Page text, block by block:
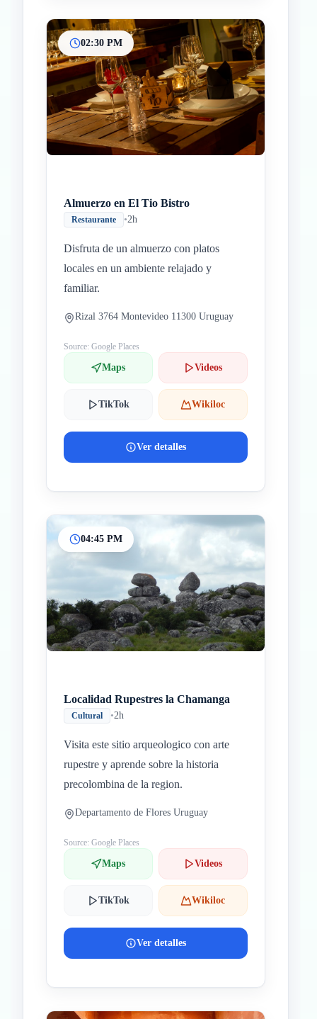
02:30 PM
Almuerzo en El Tio Bistro
Restaurante •2h
Disfruta de un almuerzo con platos
locales en un ambiente relajado y
familiar.
Rizal 3764 Montevideo 11300 Uruguay
Source: Google Places
Maps Videos
TikTok Wikiloc
Ver detalles
04:45 PM
Localidad Rupestres la Chamanga
Cultural •2h
Visita este sitio arqueologico con arte
rupestre y aprende sobre la historia
precolombina de la region.
Departamento de Flores Uruguay
Source: Google Places
Maps Videos
TikTok Wikiloc
Ver detalles